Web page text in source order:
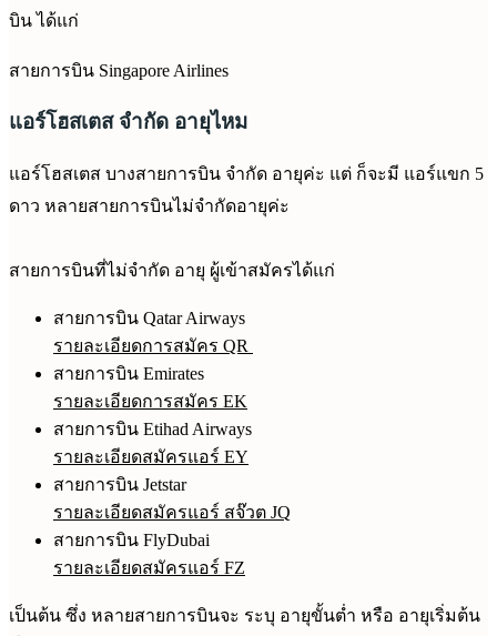
บิน ได้แก่
สายการบิน Singapore Airlines
แอร์โฮสเตส จำกัด อายุไหม
แอร์โฮสเตส บางสายการบิน จำกัด อายุค่ะ แต่ ก็จะมี แอร์แขก 5
ดาว หลายสายการบินไม่จำกัดอายุค่ะ
สายการบินที่ไม่จำกัด อายุ ผู้เข้าสมัครได้แก่
สายการบิน Qatar Airways
รายละเอียดการสมัคร QR
สายการบิน Emirates
รายละเอียดการสมัคร EK
สายการบิน Etihad Airways
รายละเอียดสมัครแอร์ EY
สายการบิน Jetstar
รายละเอียดสมัครแอร์ สจ๊วต JQ
สายการบิน FlyDubai
รายละเอียดสมัครแอร์ FZ
เป็นต้น ซึ่ง หลายสายการบินจะ ระบุ อายุขั้นต่ำ หรือ อายุเริ่มต้น